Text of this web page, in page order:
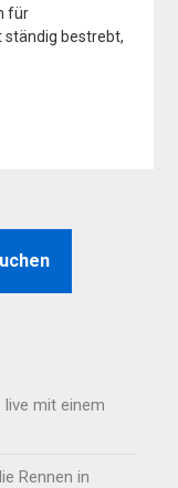
für
ständig bestrebt,
live mit einem
Rennen in